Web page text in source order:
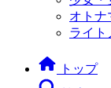
オトナ
ライト
トップ